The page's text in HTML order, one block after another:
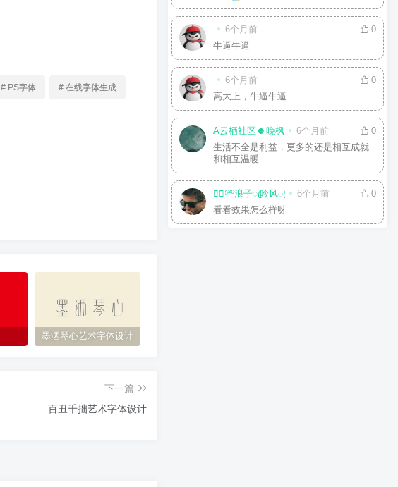
# PS字体 # 在线字体生成
墨洒琴心艺术字体设计
下一篇
百丑千拙艺术字体设计
6个月前
0
牛逼牛逼
6个月前
0
高大上，牛逼牛逼
A云栖社区☻晚枫 6个月前
0
生活不全是利益，更多的还是相互成就
和相互温暖
☘⃝⁵²⁰浪子ꦿ吟风ꦿ 6个月前
0
看看效果怎么样呀